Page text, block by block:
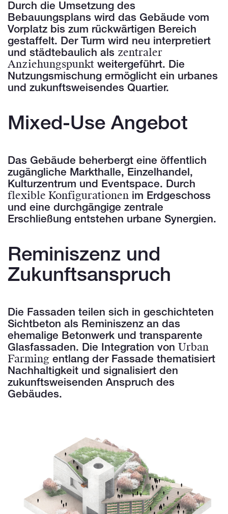
Durch die Umsetzung des
Bebauungsplans wird das Gebäude vom
Vorplatz bis zum rückwärtigen Bereich
gestaffelt. Der Turm wird neu interpretiert
und städtebaulich als zentraler
Anziehungspunkt weitergeführt. Die
Nutzungsmischung ermöglicht ein urbanes
und zukunftsweisendes Quartier.
Mixed-Use Angebot
Das Gebäude beherbergt eine öffentlich
zugängliche Markthalle, Einzelhandel,
Kulturzentrum und Eventspace. Durch
flexible Konfigurationen im Erdgeschoss
und eine durchgängige zentrale
Erschließung entstehen urbane Synergien.
Reminiszenz und
Zukunftsanspruch
Die Fassaden teilen sich in geschichteten
Sichtbeton als Reminiszenz an das
ehemalige Betonwerk und transparente
Glasfassaden. Die Integration von Urban
Farming entlang der Fassade thematisiert
Nachhaltigkeit und signalisiert den
zukunftsweisenden Anspruch des
Gebäudes.